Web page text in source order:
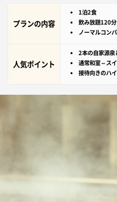
プランの内容
1泊2食
飲み放題120分
ノーマルコン
人気ポイント
2本の自家源泉
通常和室～ス
接待向きのハ